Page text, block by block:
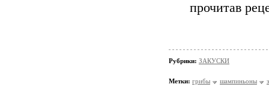
прочитав
Рубрики: ЗАКУСКИ
Метки: грибы шампиньоны